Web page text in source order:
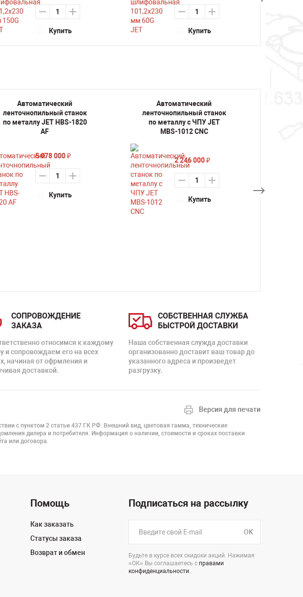
Купить Купить
Автоматический
ленточнопильный станок
по металлу JET HBS-1820
AF
5 078 000 ₽
Купить
Автоматический
ленточнопильный станок
по металлу с ЧПУ JET
MBS-1012 CNC
2 246 000 ₽
Купить
СОПРОВОЖДЕНИЕ
ЗАКАЗА
относимся к каждому
и сопровождаем его на всех
начиная от офрмления и
доставкой.
СОБСТВЕННАЯ СЛУЖБА
БЫСТРОЙ ДОСТАВКИ
Наша собственная служда доставки
организованно доставит ваш товар до
указанного адреса и произведет
разгрузку.
Версия для печати
с пунктом 2 статьи 437 ГК РФ. Внешний вид, цветовая гамма, технические
дилера и потребителя. Информация о наличии, стоимости и сроках поставки
или договора.
Помощь
Как заказать
Статусы заказа
Возврат и обмен
Подписаться на рассылку
OK
Будьте в курсе всех скидоки акций. Нажимая
«ОК» Вы соглашаетесь с правами
конфиденциальности.